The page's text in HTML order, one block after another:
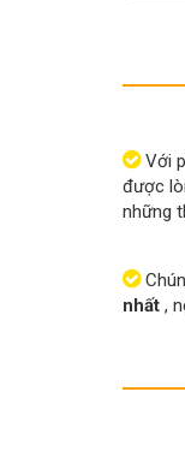
Với
được
những
nhất ,